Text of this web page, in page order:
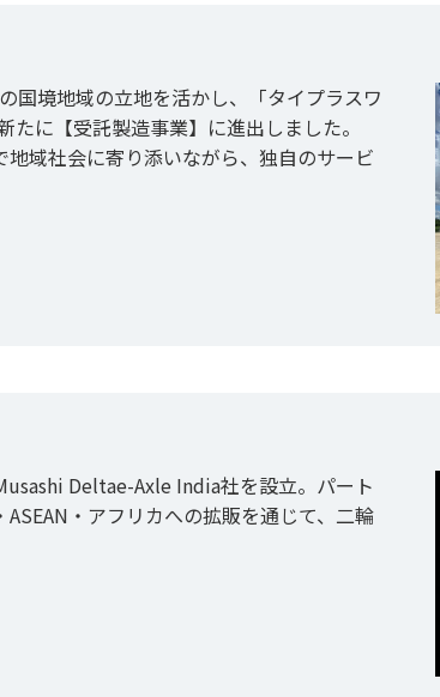
国境地域の立地を活かし、「タイプラスワ
に【受託製造事業】に進出しました。
域社会に寄り添いながら、独自のサービ
Deltae-Axle India社を設立。パート
・アフリカへの拡販を通じて、二輪